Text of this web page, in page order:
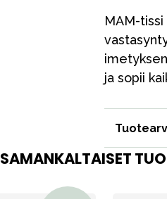
MAM-
ja sopii
SAMANKALTAISET
VÅRT SORTIMENT
Äiti & Isä